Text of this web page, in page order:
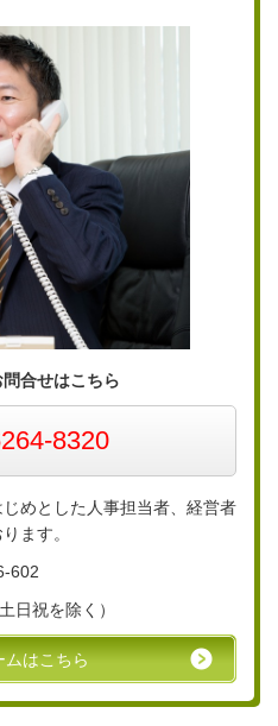
合せはこちら
8320
めとした人事担当者、経営者
ます。
602
日祝を除く）
ムはこちら